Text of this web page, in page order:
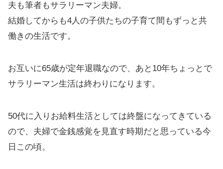
夫も筆者もサラリーマン夫婦。
結婚してからも4人の子供たちの子育て間もずっと共
働きの生活です。
お互いに65歳が定年退職なので、あと10年ちょっとで
サラリーマン生活は終わりになります。
50代に入りお給料生活としては終盤になってきている
ので、夫婦で金銭感覚を見直す時期だと思っている今
日この頃。